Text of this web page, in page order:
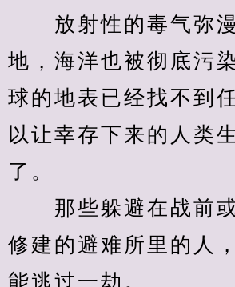
放射性的毒气弥漫
地，海洋也被彻底污
球的地表已经找不到
以让幸存下来的人类
了。
那些躲避在战前或
修建的避难所里的人
能逃过一劫。